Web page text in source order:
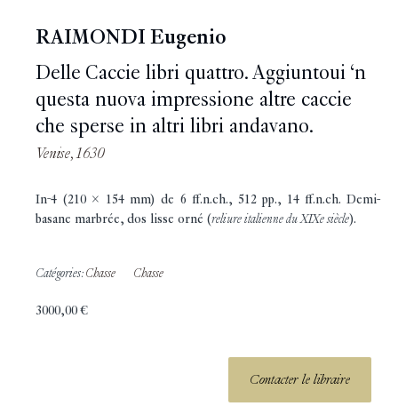
RAIMONDI Eugenio
Delle Caccie libri quattro. Aggiuntoui ‘n
questa nuova impressione altre caccie
che sperse in altri libri andavano.
Venise, 1630
In-4 (210 x 154 mm) de 6 ff.n.ch., 512 pp., 14 ff.n.ch. Demi-
basane marbrée, dos lisse orné (reliure italienne du XIXe siècle).
Catégories: Chasse Chasse
3000,00€
Contacter le libraire